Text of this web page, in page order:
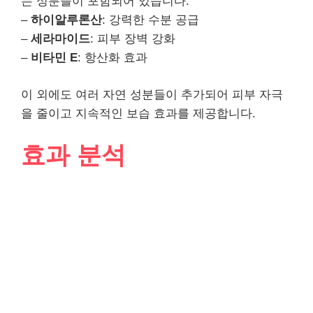
– 하이알루론산: 강력한 수분 공급
– 세라마이드: 피부 장벽 강화
– 비타민 E: 항산화 효과
이 외에도 여러 자연 성분들이 추가되어 피부 자극
을 줄이고 지속적인 보습 효과를 제공합니다.
효과 분석